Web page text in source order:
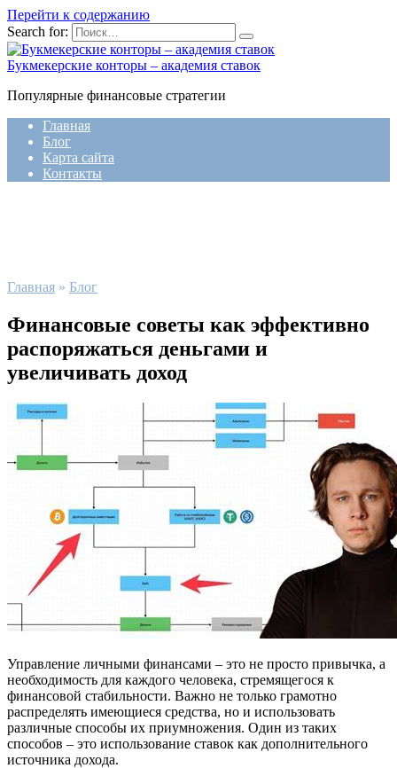
Перейти к содержанию
Search for:
Букмекерские конторы – академия ставок
Популярные финансовые стратегии
Главная
Блог
Карта сайта
Контакты
Главная » Блог
Финансовые советы как эффективно
распоряжаться деньгами и
увеличивать доход
Управление личными финансами – это не просто привычка, а
необходимость для каждого человека, стремящегося к
финансовой стабильности. Важно не только грамотно
распределять имеющиеся средства, но и использовать
различные способы их приумножения. Один из таких
способов – это использование ставок как дополнительного
источника дохода.